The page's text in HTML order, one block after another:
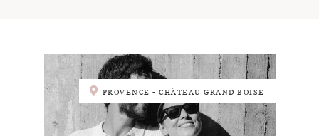
PROVENCE - CHÂTEAU GRAND BOISE